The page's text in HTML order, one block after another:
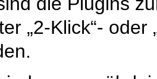
„2-Klick“- oder